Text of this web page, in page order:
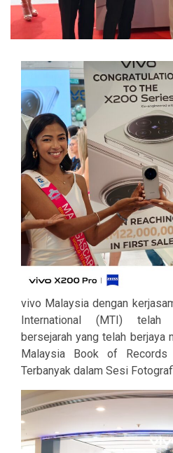
vivo Malaysia dengan
International (MTI) telah
bersejarah yang telah berjaya
Malaysia Book of Records
Terbanyak dalam Sesi